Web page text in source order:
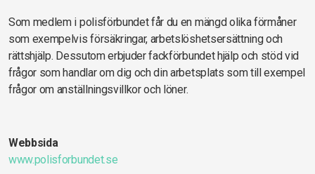
Som medlem i polisförbundet får du en mängd olika förmåner
som exempelvis försäkringar, arbetslöshetsersättning och
rättshjälp. Dessutom erbjuder fackförbundet hjälp och stöd vid
frågor som handlar om dig och din arbetsplats som till exempel
frågor om anställningsvillkor och löner.
Webbsida
www.polisforbundet.se